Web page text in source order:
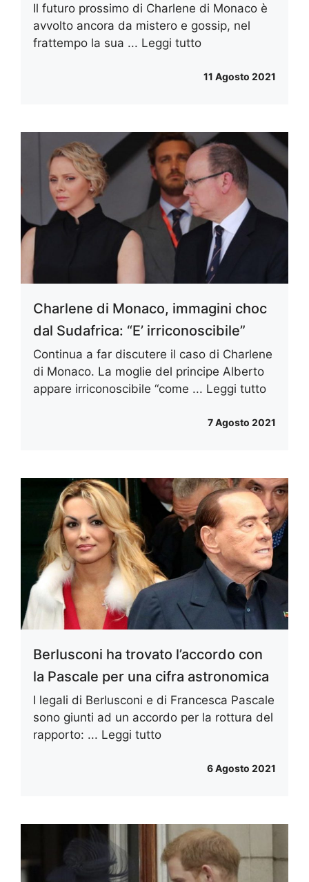
Il futuro prossimo di Charlene di Monaco è
avvolto ancora da mistero e gossip, nel
frattempo la sua ... Leggi tutto
11 Agosto 2021
Charlene di Monaco, immagini choc
dal Sudafrica: “E’ irriconoscibile”
Continua a far discutere il caso di Charlene
di Monaco. La moglie del principe Alberto
appare irriconoscibile “come ... Leggi tutto
7 Agosto 2021
Berlusconi ha trovato l’accordo con
la Pascale per una cifra astronomica
I legali di Berlusconi e di Francesca Pascale
sono giunti ad un accordo per la rottura del
rapporto: ... Leggi tutto
6 Agosto 2021